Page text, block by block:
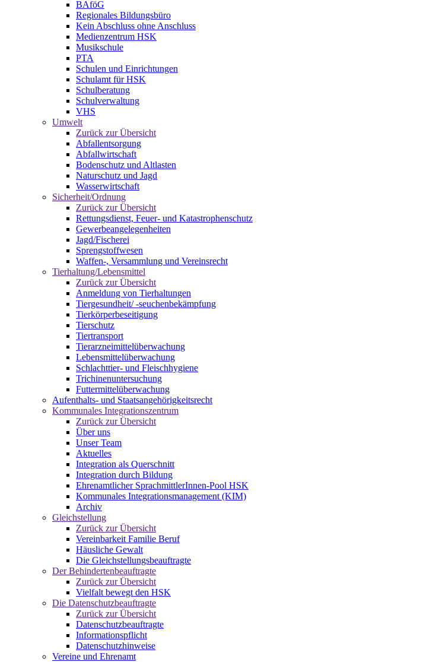
BAföG
Regionales Bildungsbüro
Kein Abschluss ohne Anschluss
Medienzentrum HSK
Musikschule
PTA
Schulen und Einrichtungen
Schulamt für HSK
Schulberatung
Schulverwaltung
VHS
Umwelt
Zurück zur Übersicht
Abfallentsorgung
Abfallwirtschaft
Bodenschutz und Altlasten
Naturschutz und Jagd
Wasserwirtschaft
Sicherheit/Ordnung
Zurück zur Übersicht
Rettungsdienst, Feuer- und Katastrophenschutz
Gewerbeangelegenheiten
Jagd/Fischerei
Sprengstoffwesen
Waffen-, Versammlung und Vereinsrecht
Tierhaltung/Lebensmittel
Zurück zur Übersicht
Anmeldung von Tierhaltungen
Tiergesundheit/ -seuchenbekämpfung
Tierkörperbeseitigung
Tierschutz
Tiertransport
Tierarzneimittelüberwachung
Lebensmittelüberwachung
Schlachttier- und Fleischhygiene
Trichinenuntersuchung
Futtermittelüberwachung
Aufenthalts- und Staatsangehörigkeitsrecht
Kommunales Integrationszentrum
Zurück zur Übersicht
Über uns
Unser Team
Aktuelles
Integration als Querschnitt
Integration durch Bildung
Ehrenamtlicher SprachmittlerInnen-Pool HSK
Kommunales Integrationsmanagement (KIM)
Archiv
Gleichstellung
Zurück zur Übersicht
Vereinbarkeit Familie Beruf
Häusliche Gewalt
Die Gleichstellungsbeauftragte
Der Behindertenbeauftragte
Zurück zur Übersicht
Vielfalt bewegt den HSK
Die Datenschutzbeauftragte
Zurück zur Übersicht
Datenschutzbeauftragte
Informationspflicht
Datenschutzhinweise
Vereine und Ehrenamt